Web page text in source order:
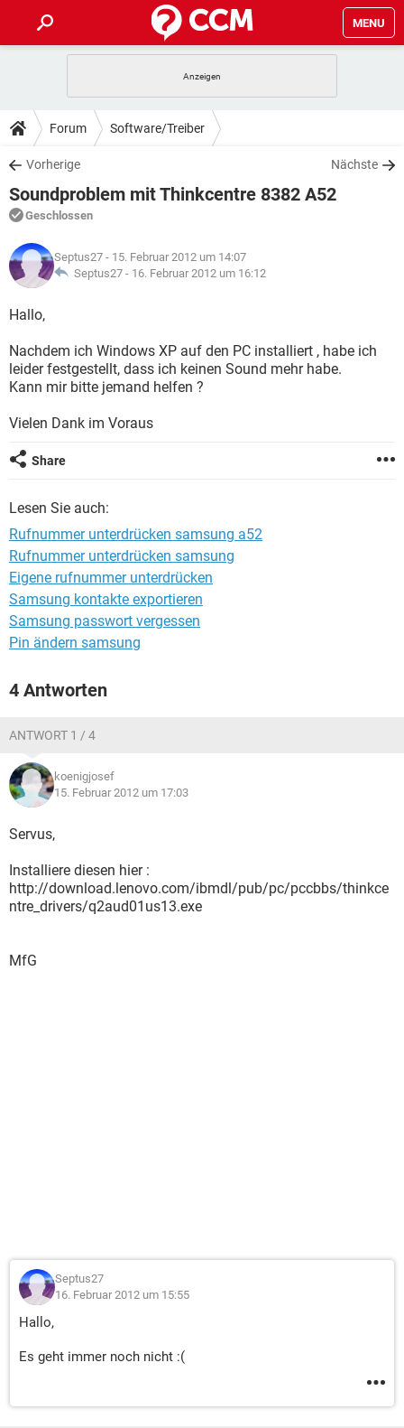
MENU
ANDROID IOS
WINDOWS 10
WHATSAPP TIKTOK
FACEBOOK
TIPPS & TRICKS
SPIELE
WINDOWS 10
WHATSAPP
FACEBOOK HARDWARE
DOWNLOADS
SPIELE STREAMING
ANDROID
WINDOWS 10 INSTAGRAM
WHATSAPP
FACEBOOK
FORUM
SPIELE
ANDROID IOS
FACEBOOK HARDWARE
LEXIKON
SPIELE
ANDROID
WINDOWS 10 INSTAGRAM
WHATSAPP
Forum Software/Treiber
Vorherige Nächste
Soundproblem mit Thinkcentre 8382 A52
Geschlossen
Septus27 - 15. Februar 2012 um 14:07
Septus27 - 16. Februar 2012 um 16:12
Hallo,
Nachdem ich Windows XP auf den PC installiert , habe ich
leider festgestellt, dass ich keinen Sound mehr habe.
Kann mir bitte jemand helfen ?
Vielen Dank im Voraus
Share
Lesen Sie auch:
Rufnummer unterdrücken samsung a52
Rufnummer unterdrücken samsung
Eigene rufnummer unterdrücken
Samsung kontakte exportieren
Samsung passwort vergessen
Pin ändern samsung
4 Antworten
ANTWORT 1 / 4
koenigjosef
15. Februar 2012 um 17:03
Servus,
Installiere diesen hier :
http://download.lenovo.com/ibmdl/pub/pc/pccbbs/thinkce
ntre_drivers/q2aud01us13.exe
MfG
Septus27
16. Februar 2012 um 15:55
Hallo,
Es geht immer noch nicht :(